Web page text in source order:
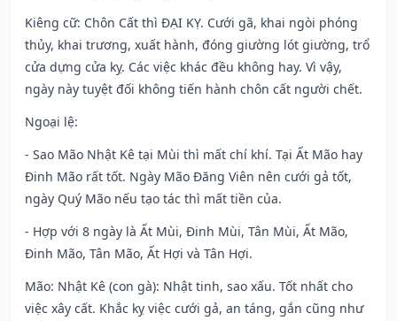
Kiêng cữ: Chôn Cất thì ĐẠI KỴ. Cưới gã, khai ngòi phóng
thủy, khai trương, xuất hành, đóng giường lót giường, trổ
cửa dựng cửa kỵ. Các việc khác đều không hay. Vì vậy,
ngày này tuyệt đối không tiến hành chôn cất người chết.
Ngoại lệ:
- Sao Mão Nhật Kê tại Mùi thì mất chí khí. Tại Ất Mão hay
Đinh Mão rất tốt. Ngày Mão Đăng Viên nên cưới gả tốt,
ngày Quý Mão nếu tạo tác thì mất tiền của.
- Hợp với 8 ngày là Ất Mùi, Đinh Mùi, Tân Mùi, Ất Mão,
Đinh Mão, Tân Mão, Ất Hợi và Tân Hợi.
Mão: Nhật Kê (con gà): Nhật tinh, sao xấu. Tốt nhất cho
việc xây cất. Khắc kỵ việc cưới gả, an táng, gắn cũng như